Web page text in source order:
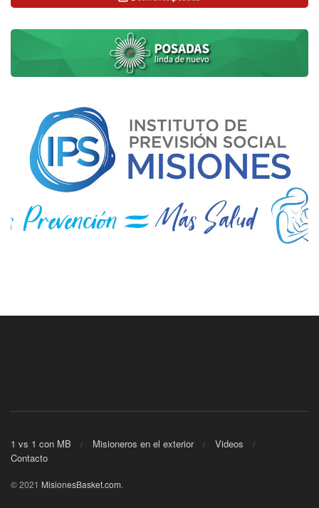
1 vs 1 con MB Misioneros en el exterior
Videos
Contacto
© 2021 MisionesBasket.com.